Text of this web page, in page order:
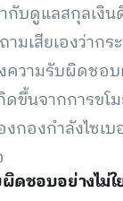
กับดูแลสกุลเงิ
มเสียเองว่ากร
ความรับผิดชอ
ขึ้นจากการขโ
กองกำลังไซเ
ดชอบอย่างไม่